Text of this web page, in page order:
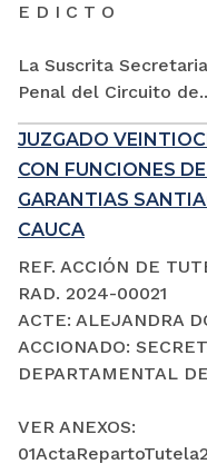
E D I C T O
La Suscrita
Penal del Circuito
JUZGADO
CON FUNCIONES
GARANTIAS
CAUCA
REF. ACCIÓN DE
RAD. 2024-00021
ACTE: ALEJANDRA
ACCIONADO:
DEPARTAMENTAL
VER ANEXOS: